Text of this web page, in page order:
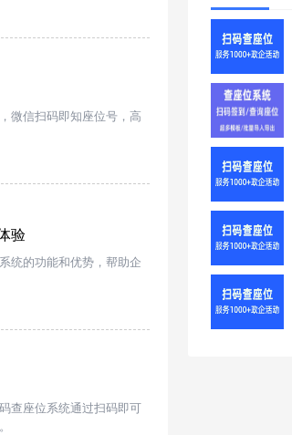
微信扫码即知座位号，高
验
统的功能和优势，帮助企
查座位系统通过扫码即可